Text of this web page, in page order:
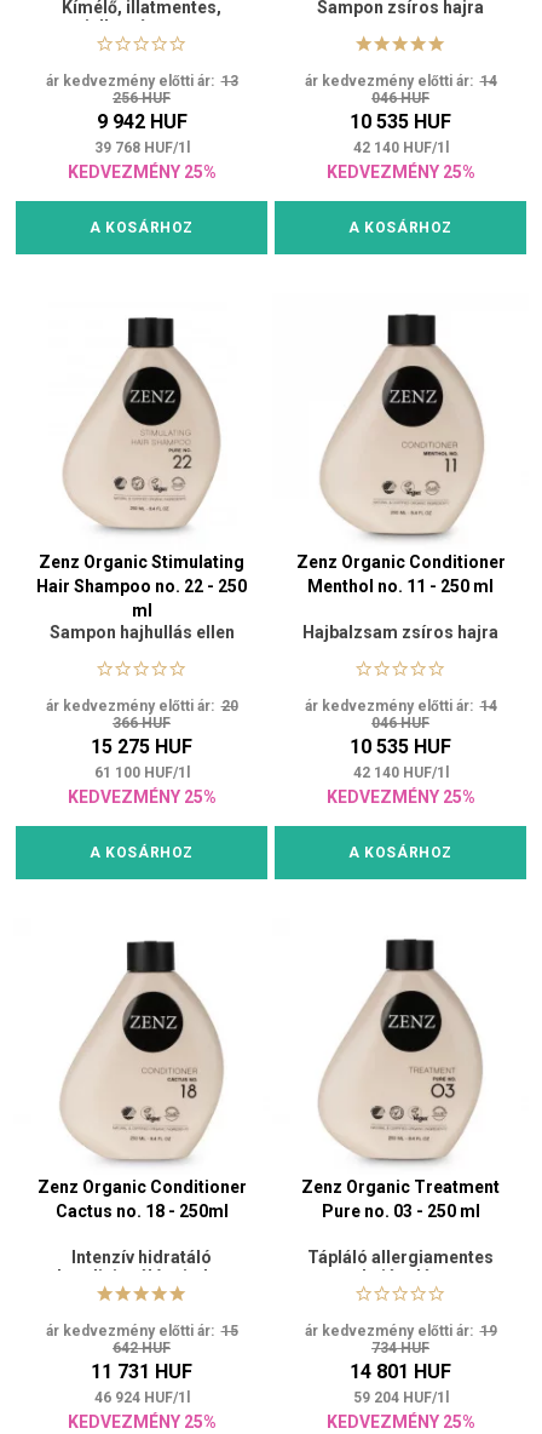
Kímélő, illatmentes,
antiallergén sampon
ár kedvezmény előtti ár:13
256 HUF
9 942 HUF
39 768 HUF/1
KEDVEZMÉNY 25%
A KOSÁRHOZ
Sampon zsíros hajra
ár kedvezmény előtti ár:14
046 HUF
10 535 HUF
42 140 HUF/1
KEDVEZMÉNY 25%
A KOSÁRHOZ
Zenz Organic Stimulating
Hair Shampoo no. 22 - 250
ml
Sampon hajhullás ellen
ár kedvezmény előtti ár:20
366 HUF
15 275 HUF
61 100 HUF/1
KEDVEZMÉNY 25%
A KOSÁRHOZ
Zenz Organic Conditioner
Menthol no. 11​ - 250 ml
Hajbalzsam zsíros hajra
ár kedvezmény előtti ár:14
046 HUF
10 535 HUF
42 140 HUF/1
KEDVEZMÉNY 25%
A KOSÁRHOZ
Zenz Organic Conditioner
Cactus no. 18 - 250ml
Intenzív hidratáló
kondicionáló minden
hajtípusra
ár kedvezmény előtti ár:15
642 HUF
11 731 HUF
46 924 HUF/1
KEDVEZMÉNY 25%
Zenz Organic Treatment
Pure no. 03 - 250 ml
Tápláló allergiamentes
hajápolás
ár kedvezmény előtti ár:19
734 HUF
14 801 HUF
59 204 HUF/1
KEDVEZMÉNY 25%